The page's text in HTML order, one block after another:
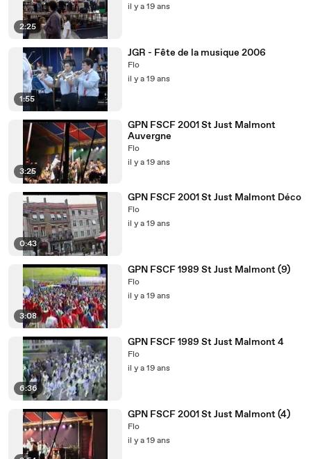
2:25
il y a 19 ans
1:55
JGR - Fête de la musique 2006
Flo
il y a 19 ans
3:25
GPN FSCF 2001 St Just Malmont
Auvergne
Flo
il y a 19 ans
0:43
GPN FSCF 2001 St Just Malmont Déco
Flo
il y a 19 ans
3:08
GPN FSCF 1989 St Just Malmont (9)
Flo
il y a 19 ans
6:36
GPN FSCF 1989 St Just Malmont 4
Flo
il y a 19 ans
GPN FSCF 2001 St Just Malmont (4)
Flo
il y a 19 ans